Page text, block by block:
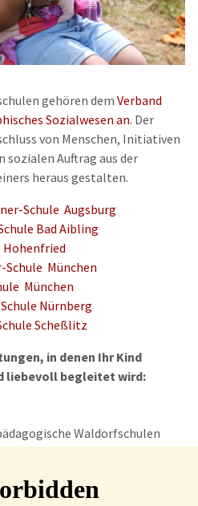
gehören dem Verband
Sozialwesen an. Der
von Menschen, Initiativen
sozialen Auftrag aus der
heraus gestalten.
Schule Augsburg
Bad Aibling
Hohenfried
Schule München
München
Nürnberg
Scheßlitz
in denen Ihr Kind
liebevoll begleitet wird:
Waldorfschulen